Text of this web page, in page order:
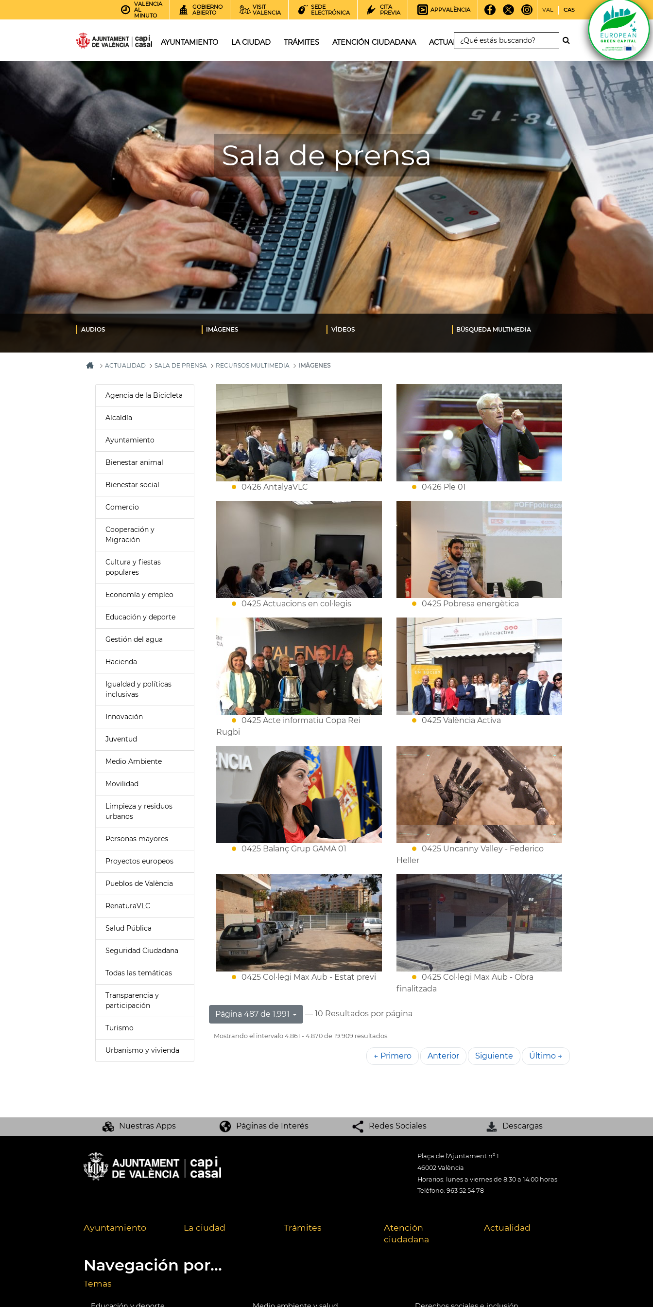
VALENCIA
AL
MINUTO
GOBIERNO
ABIERTO
VISIT
VALENCIA
SEDE
ELECTRÓNICA
CITA
PREVIA
APPVALÈNCIA VAL CAS
AYUNTAMIENTO LA CIUDAD TRÁMITES ATENCIÓN CIUDADANA ACTUALIDAD
Sala de prensa
AUDIOS IMÁGENES VÍDEOS BÚSQUEDA MULTIMEDIA
ACTUALIDAD SALA DE PRENSA RECURSOS MULTIMEDIA IMÁGENES
Agencia de la Bicicleta
Alcaldía
Ayuntamiento
Bienestar animal
Bienestar social
Comercio
Cooperación y
Migración
Cultura y fiestas
populares
Economía y empleo
Educación y deporte
Gestión del agua
Hacienda
Igualdad y políticas
inclusivas
Innovación
Juventud
Medio Ambiente
Movilidad
Limpieza y residuos
urbanos
Personas mayores
Proyectos europeos
Pueblos de València
RenaturaVLC
Salud Pública
Seguridad Ciudadana
Todas las temáticas
Transparencia y
participación
Turismo
Urbanismo y vivienda
0426 AntalyaVLC 0426 Ple 01
0425 Actuacions en col·legis 0425 Pobresa energètica
0425 Acte informatiu Copa Rei
Rugbi
0425 València Activa
0425 Balanç Grup GAMA 01
0425 Uncanny Valley - Federico
Heller
0425 Col·legi Max Aub - Estat previ
0425 Col·legi Max Aub - Obra
finalitzada
Página 487 de 1.991 — 10 Resultados por página
Mostrando el intervalo 4.861 - 4.870 de 19.909 resultados.
← Primero Anterior Siguiente Último →
Nuestras Apps Páginas de Interés Redes Sociales Descargas
Plaça de l'Ajuntament nº 1
46002 València
Horarios: lunes a viernes de 8:30 a 14:00 horas
Teléfono: 963 52 54 78
Ayuntamiento La ciudad Trámites
Atención
ciudadana
Actualidad
Navegación por...
Temas